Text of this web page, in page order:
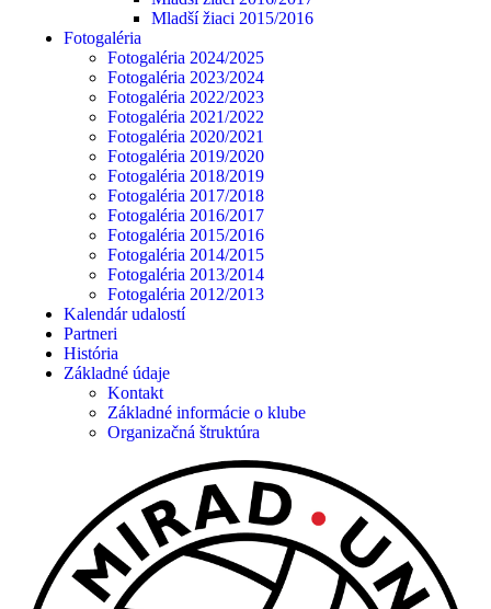
Mladší žiaci 2015/2016
Fotogaléria
Fotogaléria 2024/2025
Fotogaléria 2023/2024
Fotogaléria 2022/2023
Fotogaléria 2021/2022
Fotogaléria 2020/2021
Fotogaléria 2019/2020
Fotogaléria 2018/2019
Fotogaléria 2017/2018
Fotogaléria 2016/2017
Fotogaléria 2015/2016
Fotogaléria 2014/2015
Fotogaléria 2013/2014
Fotogaléria 2012/2013
Kalendár udalostí
Partneri
História
Základné údaje
Kontakt
Základné informácie o klube
Organizačná štruktúra